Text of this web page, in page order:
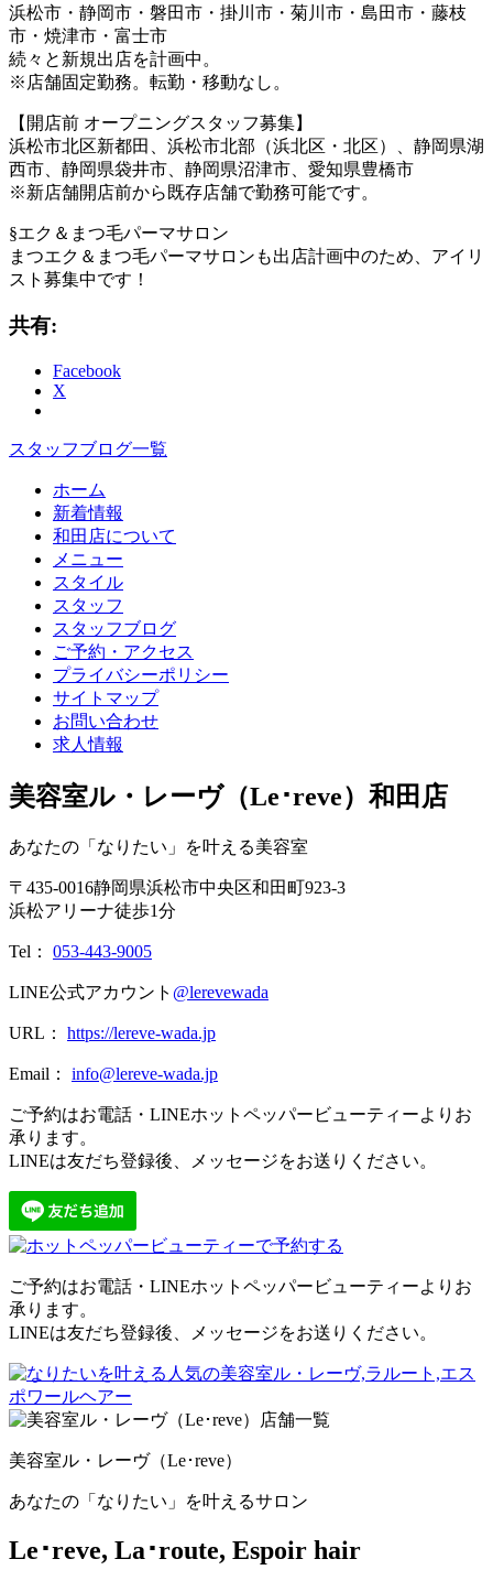
浜松市・静岡市・磐田市・掛川市・菊川市・島田市・藤枝
市・焼津市・富士市
続々と新規出店を計画中。
※店舗固定勤務。転勤・移動なし。
【開店前 オープニングスタッフ募集】
浜松市北区新都田、浜松市北部（浜北区・北区）、静岡県湖
西市、静岡県袋井市、静岡県沼津市、愛知県豊橋市
※新店舗開店前から既存店舗で勤務可能です。
§エク＆まつ毛パーマサロン
まつエク＆まつ毛パーマサロンも出店計画中のため、アイリ
スト募集中です！
共有:
Facebook
X
スタッフブログ一覧
ホーム
新着情報
和田店について
メニュー
スタイル
スタッフ
スタッフブログ
ご予約・アクセス
プライバシーポリシー
サイトマップ
お問い合わせ
求人情報
美容室ル・レーヴ（Le･reve）和田店
あなたの「なりたい」を叶える美容室
〒 435-0016静岡県浜松市中央区和田町923-3
浜松アリーナ徒歩1分
Tel： 053-443-9005
LINE公式アカウント @lerevewada
URL： https://lereve-wada.jp
Email： info@lereve-wada.jp
ご予約はお電話・LINEホットペッパービューティーよりお
承ります。
LINEは友だち登録後、メッセージをお送りください。
ご予約はお電話・LINEホットペッパービューティーよりお
承ります。
LINEは友だち登録後、メッセージをお送りください。
美容室ル・レーヴ（Le･reve）
あなたの「なりたい」を叶えるサロン
Le･reve, La･route, Espoir hair